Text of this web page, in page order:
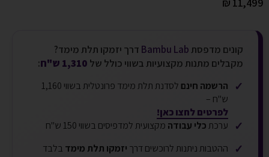
קונים מדפסתBambu Lab דרך יזמקו תלת מימד?
מקבלים מתנות מקצועיות בשווי כולל של 1,310 ש"ח :
✓ הרשמה חינם
לסדנת תלת מימד פרונטלית בשווי 1,160
ש"ח –
לפרטים לחצו כאן!
✓ ערכתכלי עבודה מקצועית למדפיסים בשווי 150 ש"ח
✓ ההטבות ניתנות לרוכשים דרך יזמקו תלת מימד בלבד